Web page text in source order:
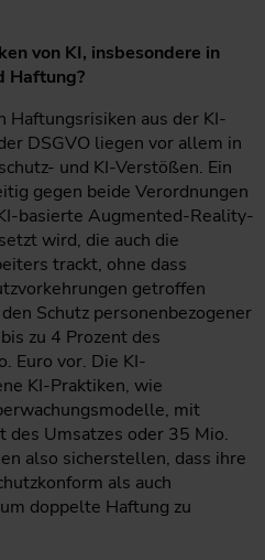
von KI, insbesondere in
Haftung?
Haftungsrisiken aus der KI-
DSGVO liegen vor allem in
und KI-Verstößen. Ein
gegen beide Verordnungen
basierte Augmented-Reality-
wird, die auch die
trackt, ohne dass
getroffen
Schutz personenbezogener
zu 4 Prozent des
Euro vor. Die KI-
KI-Praktiken, wie
mit
des Umsatzes oder 35 Mio.
also sicherstellen, dass ihre
als auch
doppelte Haftung zu